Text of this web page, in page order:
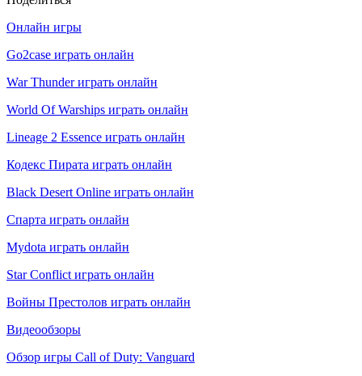
Онлайн игры
Go2case играть онлайн
War Thunder играть онлайн
World Of Warships играть онлайн
Lineage 2 Essence играть онлайн
Кодекс Пирата играть онлайн
Black Desert Online играть онлайн
Спарта играть онлайн
Mydota играть онлайн
Star Conflict играть онлайн
Войны Престолов играть онлайн
Видеообзоры
Обзор игры Call of Duty: Vanguard